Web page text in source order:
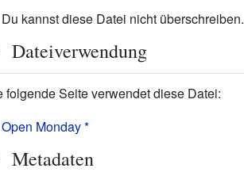
Du kannst diese Datei nicht überschreiben.
Dateiverwendung
folgende Seite verwendet diese Datei:
Open Monday *
Metadaten